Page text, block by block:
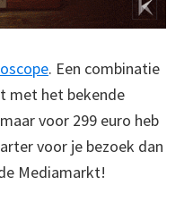
. Een combinatie
met het bekende
voor 299 euro heb
voor je bezoek dan
Mediamarkt!